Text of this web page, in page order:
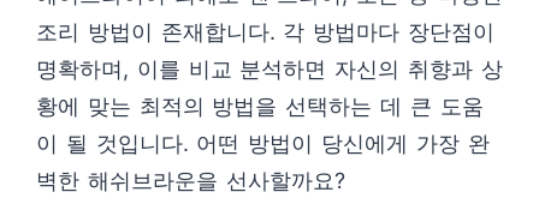
조리 방법이 존재합니다. 각 방법마다 장단점이
명확하며, 이를 비교 분석하면 자신의 취향과 상
황에 맞는 최적의 방법을 선택하는 데 큰 도움
이 될 것입니다. 어떤 방법이 당신에게 가장 완
벽한 해쉬브라운을 선사할까요?